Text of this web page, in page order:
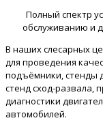
Полный спектр
обслуживанию и
В наших слесарных
для проведения
подъёмники, стенды
стенд сход-развала,
диагностики
автомобилей.